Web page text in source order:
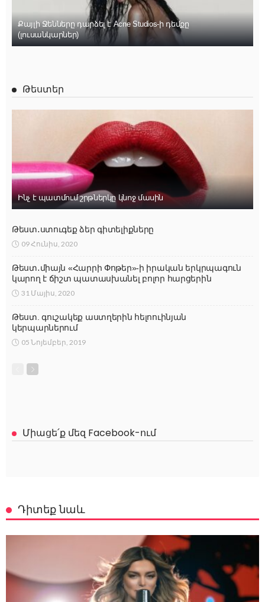
Քայլի Ջենները դարձել է Acne Studios-ի դեմքը
(լուսանկարներ)
Թեստեր
Ինչ է պատմում շրթներկը կնոջ մասին
Թեստ․ստուգեք ձեր գիտելիքները
09 Հունիս, 2020
Թեստ․միայն «Հարրի Փոթեր»-ի իրական երկրպագուն
կարող է ճիշտ պատասխանել բոլոր հարցերին
31 Մայիս, 2020
Թեստ. գուշակեք աստղերին հելոուինյան
կերպարներում
05 Նոյեմբեր, 2019
Միացե՛ք մեզ Facebook-ում
Դիտեք նաև